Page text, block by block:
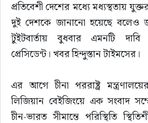
প্রতিবেশী দেশের মধ্যে মধ্যস্থতায়
দুই দেশকে জানানো হয়েছে বলেও
টুইটবার্তায় বুধবার এমনটি দাবি
প্রেসিডেন্ট। খবর হিন্দুস্তান টাইমসের।
এর আগে চীনা পররাষ্ট্র
লিজিয়ান বেইজিংয়ে এক সংবাদ
চীন-ভারত সীমান্তে পরিস্থিতি